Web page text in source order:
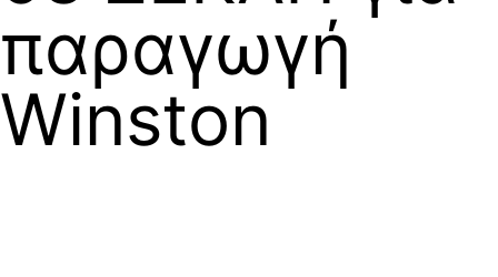
παραγωγή
Winston